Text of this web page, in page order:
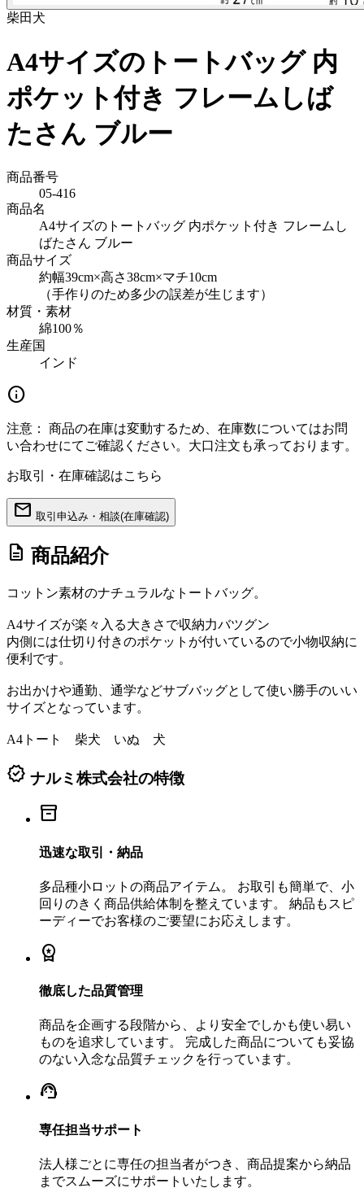
柴田 犬
A4サイズのトートバッグ 内
ポケット付き フレームしば
たさん ブルー
商品番号
05-416
商品名
A4サイズのトートバッグ 内ポケット付き フレームし
ばたさん ブルー
商品サイズ
約幅39cm×高さ38cm×マチ10cm
（手作りのため多少の誤差が生じます）
材質・素材
綿100％
生産国
インド
info
注意：
商品の在庫は変動するため、在庫数についてはお問
い合わせにてご確認ください。大口注文も承っております。
お取引・在庫確認はこちら
mail 取引申込み・相談(在庫確認)
description 商品紹介
コットン素材のナチュラルなトートバッグ。
A4サイズが楽々入る大きさで収納力バツグン
内側には仕切り付きのポケットが付いているので小物収納に
便利です。
お出かけや通勤、通学などサブバッグとして使い勝手のいい
サイズとなっています。
A4トート 柴犬 いぬ 犬
verified ナルミ株式会社の特徴
inventory_2
迅速な取引・納品
多品種小ロットの商品アイテム。 お取引も簡単で、小
回りのきく商品供給体制を整えています。 納品もスピ
ーディーでお客様のご要望にお応えします。
workspace_premium
徹底した品質管理
商品を企画する段階から、より安全でしかも使い易い
ものを追求しています。 完成した商品についても妥協
のない入念な品質チェックを行っています。
support_agent
専任担当サポート
法人様ごとに専任の担当者がつき、商品提案から納品
までスムーズにサポートいたします。